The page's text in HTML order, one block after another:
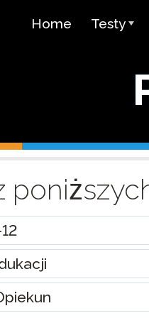
Home
Testy
Test
jako
Test
Arabskim